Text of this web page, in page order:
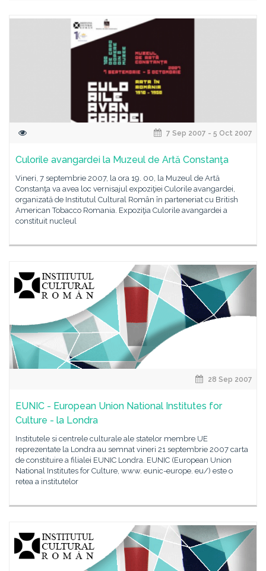
7 Sep 2007 - 5 Oct 2007
Culorile avangardei la Muzeul de Artă Constanţa
Vineri, 7 septembrie 2007, la ora 19. 00, la Muzeul de Artă
Constanţa va avea loc vernisajul expoziţiei Culorile avangardei,
organizată de Institutul Cultural Român în parteneriat cu British
American Tobacco Romania. Expoziţia Culorile avangardei a
constituit nucleul
28 Sep 2007
EUNIC - European Union National Institutes for
Culture - la Londra
Institutele si centrele culturale ale statelor membre UE
reprezentate la Londra au semnat vineri 21 septembrie 2007 carta
de constituire a filialei EUNIC Londra. EUNIC (European Union
National Institutes for Culture, www. eunic-europe. eu/) este o
retea a institutelor